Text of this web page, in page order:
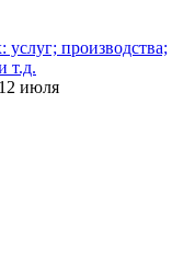
услуг; производства;
т.д.
12 июля